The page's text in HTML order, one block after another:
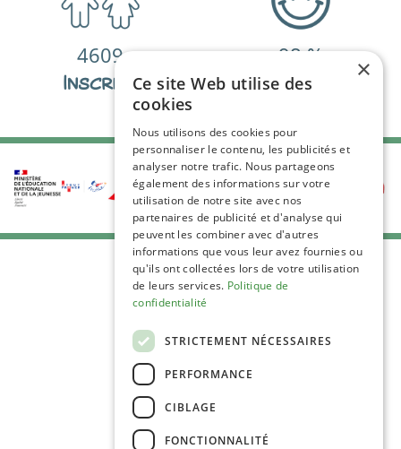
4609
Inscrits
98%
De satisfactions
C.G.V
Mentions Légales
Espace Professionnels
Nous contacter
×
Ce site Web utilise des
cookies
Nous utilisons des cookies pour
personnaliser le contenu, les publicités et
analyser notre trafic. Nous partageons
également des informations sur votre
utilisation de notre site avec nos
partenaires de publicité et d'analyse qui
peuvent les combiner avec d'autres
informations que vous leur avez fournies ou
qu'ils ont collectées lors de votre utilisation
de leurs services. Politique de
confidentialité
STRICTEMENT NÉCESSAIRES
PERFORMANCE
CIBLAGE
FONCTIONNALITÉ